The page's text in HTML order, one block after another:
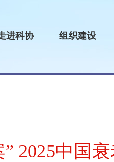
进科协 组织建设
2025中国